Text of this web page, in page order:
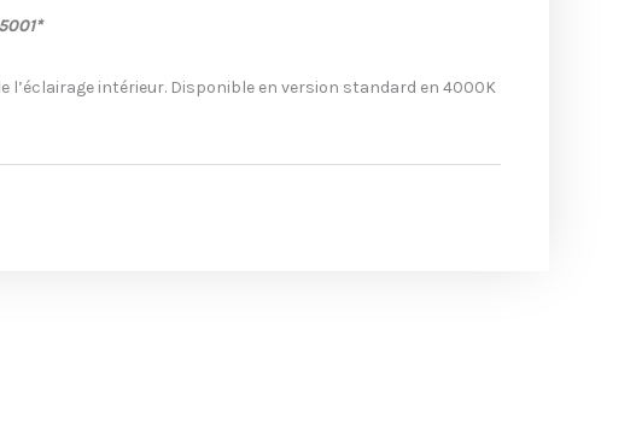
l’éclairage intérieur. Disponible en version standard en 4000K